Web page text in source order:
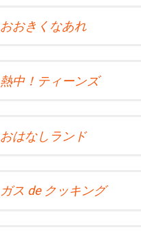
おおきくなあれ
熱中！ティーンズ
おはなしランド
ガス de クッキング